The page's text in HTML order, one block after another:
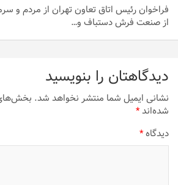
فراخوان رئیس اتاق تعاون تهران از مردم و
از صنعت فرش دستباف و…
دیدگاهتان را بنویسید
نشانی ایمیل شما منتشر نخواهد شد.بخش‌های
شده‌اند*
دیدگاه*